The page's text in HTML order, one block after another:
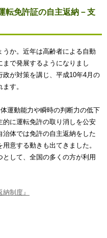
転免許証の自主返納－支
か。近年は高齢者による自動
で発展するようになりまし
が対策を講じ、平成10年4月の
す。
運動能力や瞬時の判断力の低下
に運転免許の取り消しを公安
体では免許の自主返納をした
意する動きも出てきました。
して、全国の多くの方が利用
納制度』